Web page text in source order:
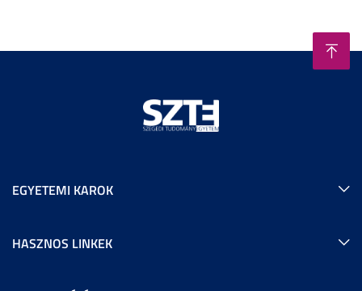
EGYETEMI KAROK
HASZNOS LINKEK